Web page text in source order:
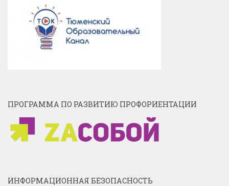
ПРОГРАММА ПО РАЗВИТИЮ ПРОФОРИЕНТАЦИИ
ИНФОРМАЦИОННАЯ БЕЗОПАСНОСТЬ